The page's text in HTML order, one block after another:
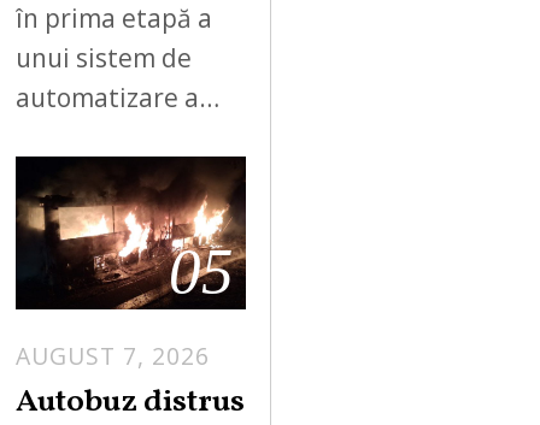
în prima etapă a
unui sistem de
automatizare a…
05
AUGUST 7, 2026
Autobuz distrus